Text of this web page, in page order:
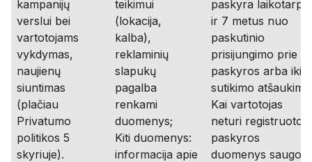
kampanijų
verslui bei
vartotojams
vykdymas,
naujienų
siuntimas
(plačiau
Privatumo
politikos 5
skyriuje).
teikimui
(lokacija,
kalba),
reklaminių
slapukų
pagalba
renkami
duomenys;
Kiti duomenys:
informacija apie
paskyra laikotarpiu
ir 7 metus nuo
paskutinio
prisijungimo prie
paskyros arba iki
sutikimo
Kai vartotojas
neturi registruotos
paskyros
duomenys